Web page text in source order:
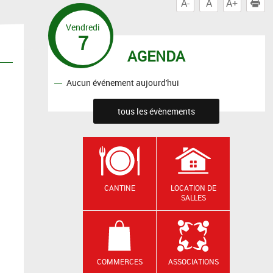
A- A A+
AGENDA
Vendredi
7
Aucun événement aujourd'hui
tous les évènements
CANTINE
LOCATION DE
SALLES
COMMERCES ASSOCIATIONS